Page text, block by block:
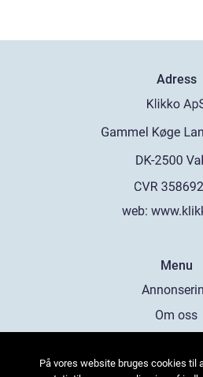
Adress
web:
Menu
Om oss
Kontakta
På vores website bruges cookies til